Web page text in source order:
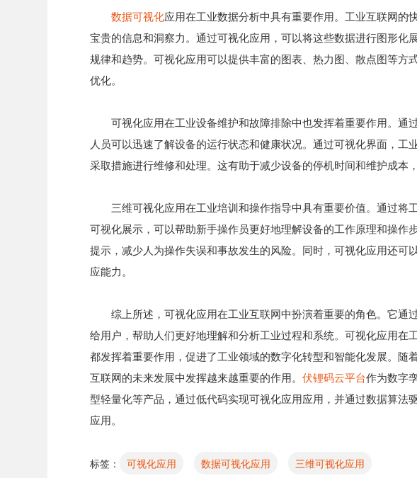
数据可视化应用在工业数据分析中具有重要作用。工业互联网的
宝贵的信息和洞察力。通过可视化应用，可以将这些数据进行图形化
规律和趋势。可视化应用可以提供丰富的图表、热力图、散点图等方
优化。
可视化应用在工业设备维护和故障排除中也发挥着重要作用。通
人员可以迅速了解设备的运行状态和健康状况。通过可视化界面，
采取措施进行维修和处理。这有助于减少设备的停机时间和维护成本
三维可视化应用在工业培训和操作指导中具有重要价值。通过将
可视化展示，可以帮助新手操作员更好地理解设备的工作原理和操作
提示，减少人为操作失误和事故发生的风险。同时，可视化应用还可
应能力。
综上所述，可视化应用在工业互联网中扮演着重要的角色。它通
给用户，帮助人们更好地理解和分析工业过程和系统。可视化应用在
都发挥着重要作用，促进了工业领域的数字化转型和智能化发展。随
互联网的未来发展中发挥越来越重要的作用。伏锂码云平台作为数字
型轻量化等产品，通过低代码实现可视化应用应用，并通过数据算法
应用。
标签： 可视化应用 数据可视化应用 三维可视化应用